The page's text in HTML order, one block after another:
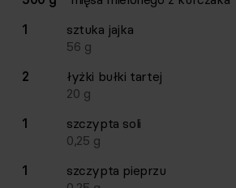
1
sztuka jajka
56 g
2
łyżki bułki tartej
20 g
1
szczypta soli
0,25 g
1
szczypta pieprzu